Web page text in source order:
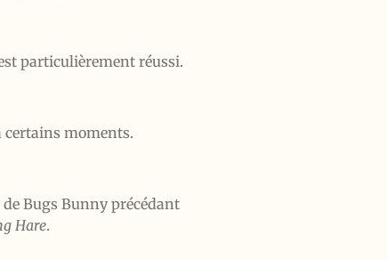
particulièrement réussi.
certains moments.
Bugs Bunny précédant
Hare.